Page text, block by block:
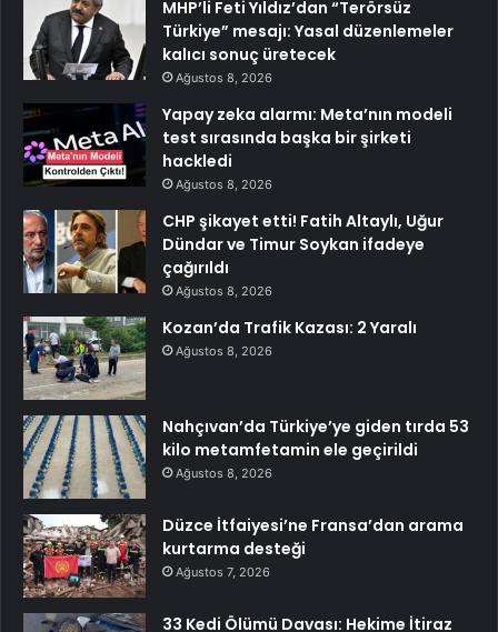
MHP’li Feti Yıldız’dan “Terörsüz
Türkiye” mesajı: Yasal düzenlemeler
kalıcı sonuç üretecek
Ağustos 8, 2026
Yapay zeka alarmı: Meta’nın modeli
test sırasında başka bir şirketi
hackledi
Ağustos 8, 2026
CHP şikayet etti! Fatih Altaylı, Uğur
Dündar ve Timur Soykan ifadeye
çağırıldı
Ağustos 8, 2026
Kozan’da Trafik Kazası: 2 Yaralı
Ağustos 8, 2026
Nahçıvan’da Türkiye’ye giden tırda 53
kilo metamfetamin ele geçirildi
Ağustos 8, 2026
Düzce İtfaiyesi’ne Fransa’dan arama
kurtarma desteği
Ağustos 7, 2026
33 Kedi Ölümü Davası: Hekime İtiraz